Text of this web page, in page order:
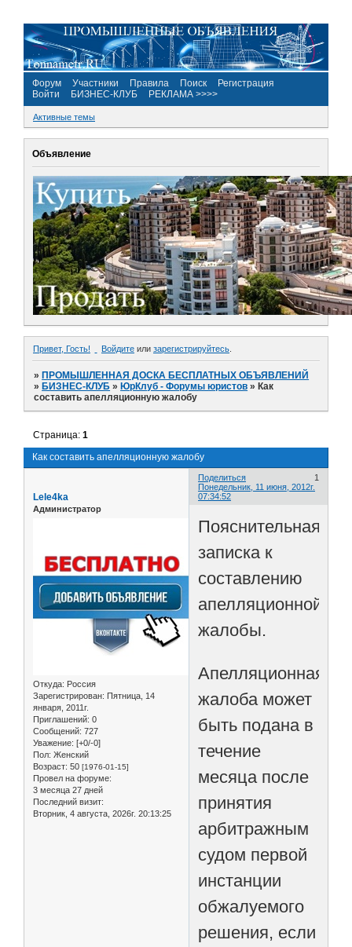
Форум Участники Правила Поиск
Регистрация
Войти
БИЗНЕС-КЛУБ РЕКЛАМА >>>>
Активные темы
Объявление
Привет, Гость! Войдите или зарегистрируйтесь
»ПРОМЫШЛЕННАЯ ДОСКА БЕСПЛАТНЫХ ОБЪЯВЛЕНИЙ
»БИЗНЕС-КЛУБ »ЮрКлуб - Форумы юристов »Как
составить апелляционную жалобу
Как составить апелляционную жалобу
Страница:1
Поделиться
1
Понедельник, 11 июня, 2012г.
07:34:52
Lele4ka
Администратор
Откуда: Россия
Зарегистрирован: Пятница, 14
января, 2011г.
Приглашений: 0
Сообщений: 727
Уважение: [+0/-0]
Пол: Женский
Возраст: 50 [1976-01-15]
Провел на форуме:
3 месяца 27 дней
Последний визит:
Вторник, 4 августа, 2026г. 20:13:25
Пояснительная
записка к
составлению
апелляционной
жалобы.
Апелляционная
жалоба может
быть подана в
течение
месяца после
принятия
арбитражным
судом первой
инстанции
обжалуемого
решения, если